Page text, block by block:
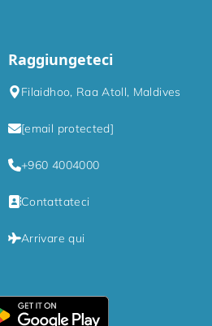
Raggiungeteci
Filaidhoo, Raa Atoll, Maldives
[email protected]
+960 4004000
Contattateci
Arrivare qui